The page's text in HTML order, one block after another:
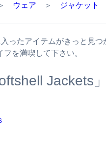
ウェア ＞ ジャケット
ったアイテムがきっと見つ
を満喫して下さい。
Jackets